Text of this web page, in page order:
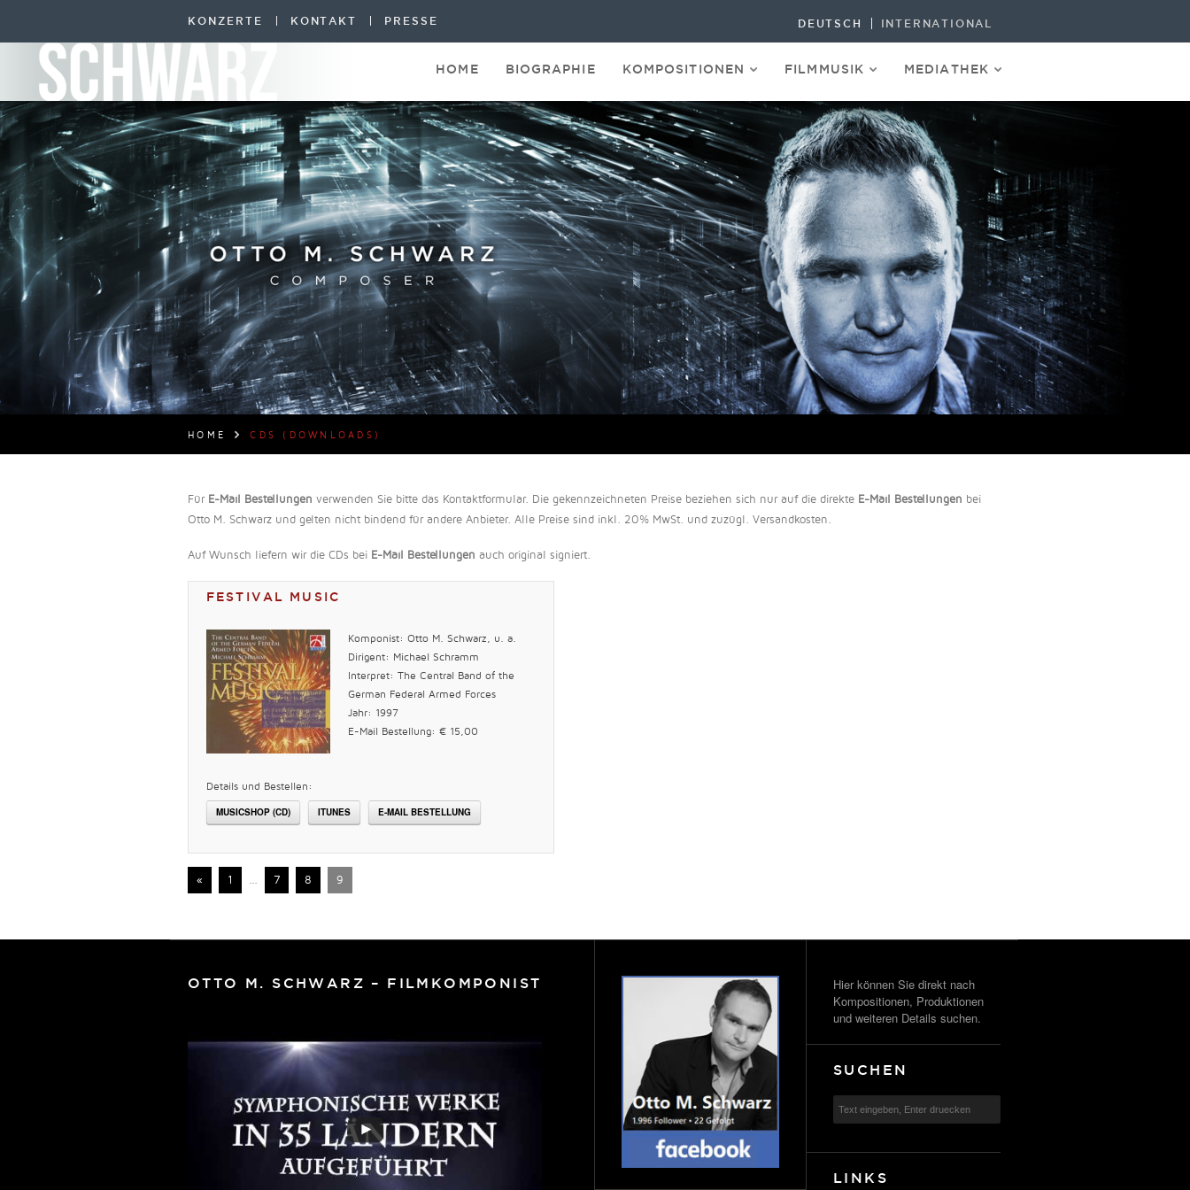
KONZERTE KONTAKT PRESSE DEUTSCH INTERNATIONAL
HOME BIOGRAPHIE KOMPOSITIONEN FILMMUSIK MEDIATHEK
HOME CDS (DOWNLOADS)
Für E-Mail Bestellungen verwenden Sie bitte das Kontaktformular. Die gekennzeichneten Preise beziehen sich nur auf die direkte E-Mail Bestellungen bei
Otto M. Schwarz und gelten nicht bindend für andere Anbieter. Alle Preise sind inkl. 20% MwSt. und zuzügl. Versandkosten.
Auf Wunsch liefern wir die CDs bei E-Mail Bestellungen auch original signiert.
FESTIVAL MUSIC
Komponist: Otto M. Schwarz, u. a.
Dirigent: Michael Schramm
Interpret: The Central Band of the
German Federal Armed Forces
Jahr: 1997
E-Mail Bestellung: € 15,00
Details und Bestellen:
MUSICSHOP (CD) ITUNES E-MAIL BESTELLUNG
« 1 7 8 9
OTTO M. SCHWARZ – FILMKOMPONIST
Hier können Sie direkt nach
Kompositionen, Produktionen
und weiteren Details suchen.
SUCHEN
LINKS